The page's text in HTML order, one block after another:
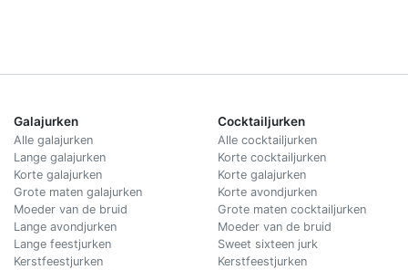
Galajurken
Alle galajurken
Lange galajurken
Korte galajurken
Grote maten galajurken
Moeder van de bruid
Lange avondjurken
Lange feestjurken
Kerstfeestjurken
Cocktailjurken
Alle cocktailjurken
Korte cocktailjurken
Korte galajurken
Korte avondjurken
Grote maten cocktailjurken
Moeder van de bruid
Sweet sixteen jurk
Kerstfeestjurken